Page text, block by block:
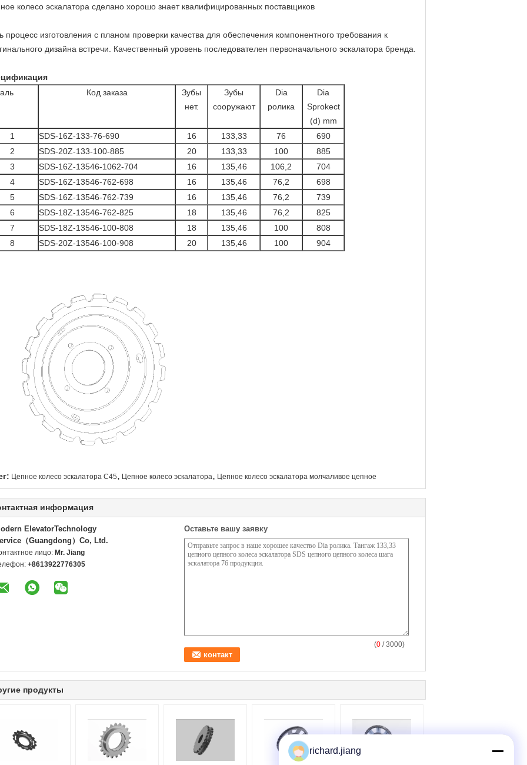
колесо эскалатора сделано хорошо знает квалифицированных поставщиков
процесс изготовления с планом проверки качества для обеспечения компонентного требования к
дизайна встречи. Качественный уровень последователен первоначального эскалатора бренда.
Код заказа
Зубы
нет.
Зубы
сооружают
Dia
ролика
Dia
Sprokect
(d) mm
1
SDS-16Z-133-76-690 16 133,33 76
690
2
SDS-20Z-133-100-885 20 133,33 100
885
3
SDS-16Z-13546-1062-704 16 135,46 106,2
704
4
SDS-16Z-13546-762-698 16 135,46 76,2
698
5
SDS-16Z-13546-762-739 16 135,46 76,2
739
6
SDS-18Z-13546-762-825 18 135,46 76,2
825
7
SDS-18Z-13546-100-808 18 135,46 100
808
8
SDS-20Z-13546-100-908 20 135,46 100 904
Цепное колесо эскалатора C45, Цепное колесо эскалатора, Цепное колесо эскалатора молчаливое цепное
информация
ElevatorTechnology
（Guangdong）Co, Ltd.
лицо: Mr. Jiang
+8613922776305
Оставьте вашу заявку
(0 / 3000)
продукты
richard.jiang